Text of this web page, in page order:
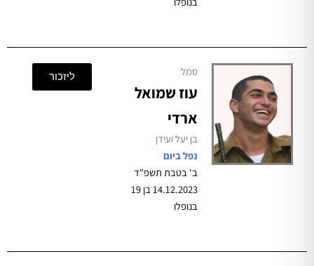
עוז שמואל
ארדי
בן יעל ועידן
נפל ביום
ב' בטבת תשפ"ד
14.12.2023 בן 19